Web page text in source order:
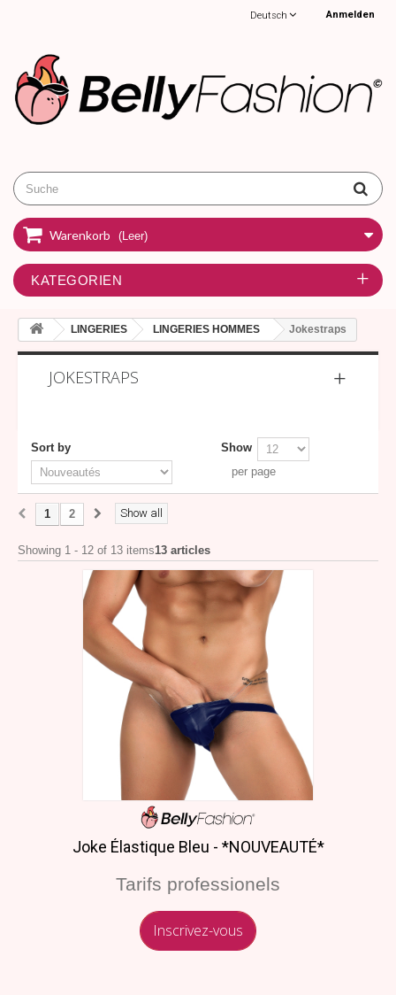
Anmelden
Deutsch
Warenkorb (Leer)
KATEGORIEN
LINGERIES LINGERIES HOMMES Jokestraps
JOKESTRAPS
Sort by
Show
per page
Show all
1 2
Showing 1 - 12 of 13 items13 articles
Joke Élastique Bleu - *NOUVEAUTÉ*
Tarifs professionels
Inscrivez-vous